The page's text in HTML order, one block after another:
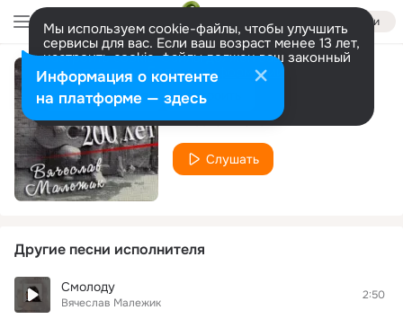
Войти
Мы используем cookie-файлы, чтобы улучшить
сервисы для вас. Если ваш возраст менее 13 лет,
настроить cookie-файлы должен ваш законный
представитель. Больше информации
Разрешить все Настроить
Любовь из-за угла
Вячеслав Малежик
Слушать
Другие песни исполнителя
Смолоду
Вячеслав Малежик
2:50
Информация о контенте
на платформе — здесь